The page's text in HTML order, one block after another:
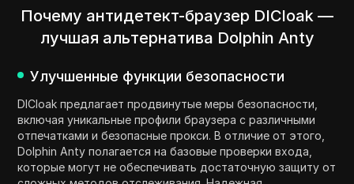
Почему антидетект-браузер DICloak —
лучшая альтернатива Dolphin Anty
Улучшенные функции безопасности
DICloak предлагает продвинутые меры безопасности,
включая уникальные профили браузера с различными
отпечатками и безопасные прокси. В отличие от этого,
Dolphin Anty полагается на базовые проверки входа,
которые могут не обеспечивать достаточную защиту от